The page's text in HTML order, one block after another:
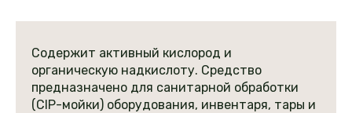
36
Содержит активный кислород и
органическую надкислоту. Средство
предназначено для санитарной обработки
(CIP-мойки) оборудования, инвентаря, тары и